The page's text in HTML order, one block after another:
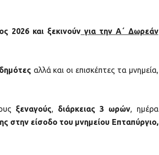
2026 και ξεκινούνγια την Α΄ Δωρεάν
αλλά και οι επισκέπτες τα μνημεία,
ξεναγούς, διάρκειας 3 ωρών, ημέρα
στην είσοδο του μνημείου Επταπύργιο,